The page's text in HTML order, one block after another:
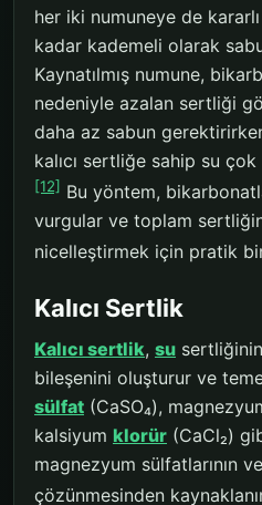
her iki numuneye de
kadar kademeli olarak
Kaynatılmış numune,
nedeniyle azalan sertliği
daha az sabun
kalıcı sertliğe sahip su
[12] Bu yöntem,
vurgular ve toplam
nicelleştirmek için pratik
Kalıcı Sertlik
Kalıcı sertlik, su
bileşenini oluşturur ve
sülfat (CaSO₄),
kalsiyum klorür (CaCl₂)
magnezyum sülfatlarının
çözünmesinden